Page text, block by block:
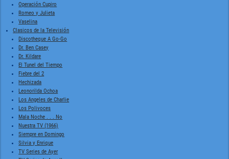
Operación Cupiro
Romeo y Julieta
Vaselina
Clasicos de la Televisión
Discotheque A Go-Go
Dr. Ben Casey
Dr. Kildare
El Tunel del Tiempo
Fiebre del 2
Hechizada
Leonorilda Ochoa
Los Angeles de Charlie
Los Polivoces
Mala Noche . . . No
Nuestra TV (1966)
Siempre en Domingo
Silvia y Enrique
TV Series de Ayer